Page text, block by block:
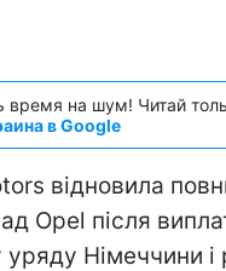
время на шум! Читай
в Google
відновила
Opel після
Німеччини і